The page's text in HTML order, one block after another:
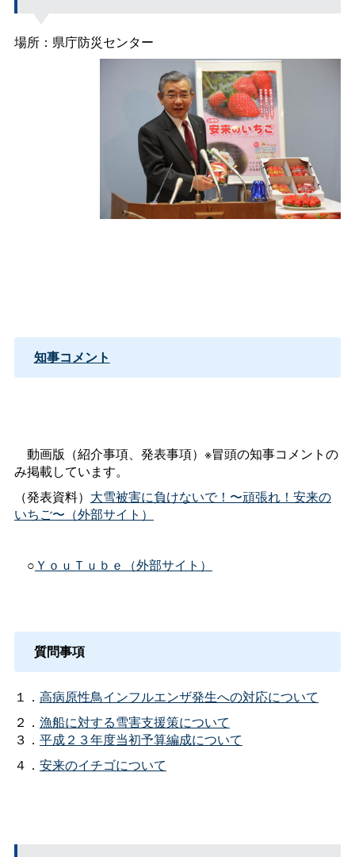
場所：県庁防災センター
知事コメント
動画版（紹介事項、発表事項）※冒頭の知事コメントの
み掲載しています。
（発表資料） 大雪被害に負けないで！〜頑張れ！安来の
いちご〜（外部サイト）
○ＹｏｕＴｕｂｅ（外部サイト）
質問事項
１． 高病原性鳥インフルエンザ発生への対応について
２． 漁船に対する雪害支援策について
３． 平成２３年度当初予算編成について
４． 安来のイチゴについて